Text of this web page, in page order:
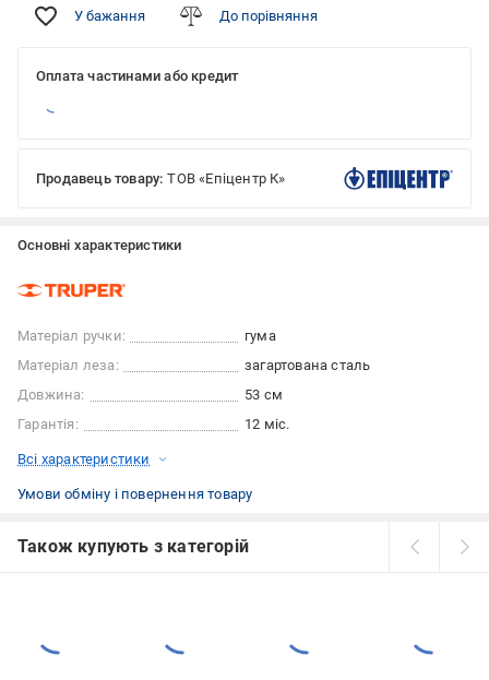
У бажання До порівняння
Оплата частинами або кредит
Продавець товару: ТОВ «Епіцентр К»
Основні характеристики
Матеріал ручки:
гума
Матеріал леза:
загартована сталь
Довжина:
53 см
Гарантія:
12 міс.
Всі характеристики
Умови обміну і повернення товару
Також купують з категорій